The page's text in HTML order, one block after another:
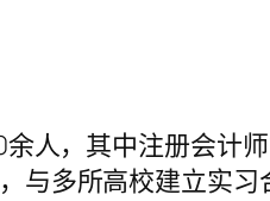
人，其中注册会计
与多所高校建立实